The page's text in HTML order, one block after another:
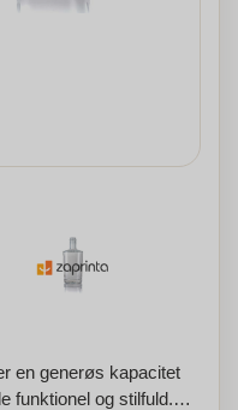
en generøs kapacitet
funktionel og stilfuld.